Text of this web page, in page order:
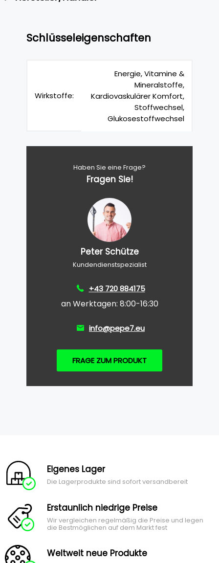
Schlüsseleigenschaften
Wirkstoffe:
Energie, Vitamine &
Mineralstoffe,
Kardiovaskulärer Komfort,
Stoffwechsel,
Glukosestoffwechsel
Haben Sie eine Frage?
Fragen Sie!
Peter Schütze
Kundendienstspezialist
+43 720 884175
an Werktagen: 8:00-16:30
info@pepe7.eu
FRAGE ZUM PRODUKT
Eigenes Lager
Die Lagerprodukte sind sofort versandbereit
Erstaunlich niedrige Preise
Wir vergleichen regelmäßig die Preise und legen
die Bestmöglichen auf dem Markt fest
Weltweit neue Produkte